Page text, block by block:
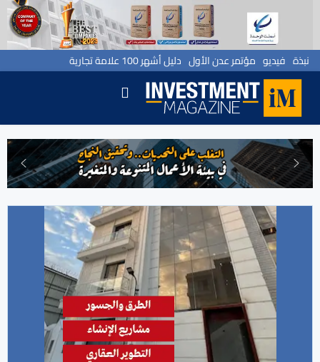
نبذة فيديو مؤتمر عدن الأول دليل أشهر 100 علامة تجارية